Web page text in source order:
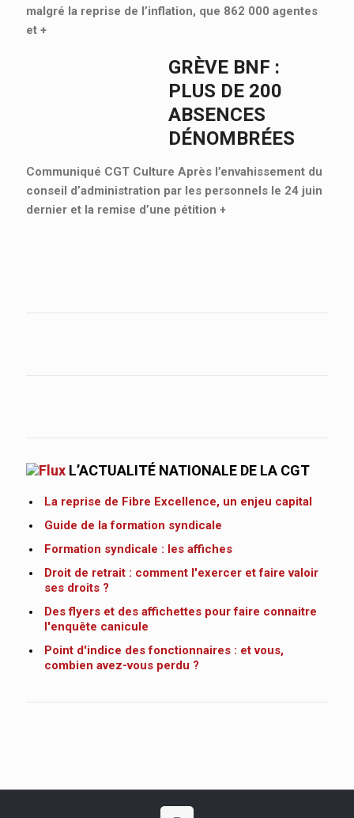
malgré la reprise de l’inflation, que 862 000 agentes
et +
GRÈVE BNF :
PLUS DE 200
ABSENCES
DÉNOMBRÉES
Communiqué CGT Culture Après l’envahissement du
conseil d’administration par les personnels le 24 juin
dernier et la remise d’une pétition +
L’ACTUALITÉ NATIONALE DE LA CGT
La reprise de Fibre Excellence, un enjeu capital
Guide de la formation syndicale
Formation syndicale : les affiches
Droit de retrait : comment l'exercer et faire valoir
ses droits ?
Des flyers et des affichettes pour faire connaitre
l'enquête canicule
Point d'indice des fonctionnaires : et vous,
combien avez-vous perdu ?